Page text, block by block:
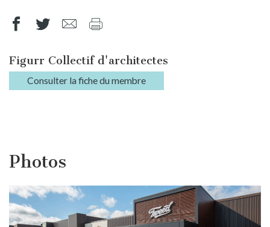
Figurr Collectif d'architectes
Consulter la fiche du membre
Photos